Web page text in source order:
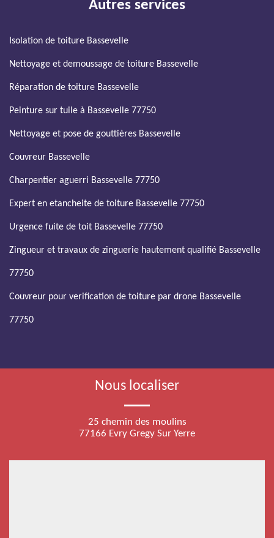
Autres services
Isolation de toiture Bassevelle
Nettoyage et demoussage de toiture Bassevelle
Réparation de toiture Bassevelle
Peinture sur tuile à Bassevelle 77750
Nettoyage et pose de gouttières Bassevelle
Couvreur Bassevelle
Charpentier aguerri Bassevelle 77750
Expert en etancheite de toiture Bassevelle 77750
Urgence fuite de toit Bassevelle 77750
Zingueur et travaux de zinguerie hautement qualifié Bassevelle
77750
Couvreur pour verification de toiture par drone Bassevelle
77750
Nous localiser
25 chemin des moulins
77166 Evry Gregy Sur Yerre